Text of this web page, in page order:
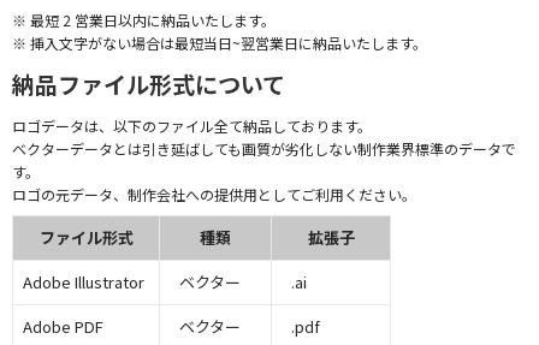
※ 最短 2 営業日以内に納品いたします。
※ 挿入文字がない場合は最短当日~翌営業日に納品いたします。
納品ファイル形式について
ロゴデータは、以下のファイル全て納品しております。
ベクターデータとは引き延ばしても画質が劣化しない制作業界標準のデータで
す。
ロゴの元データ、制作会社への提供用としてご利用ください。
ファイル形式 種類
拡張子
Adobe Illustrator
ベクター
.ai
Adobe PDF
ベクター
.pdf